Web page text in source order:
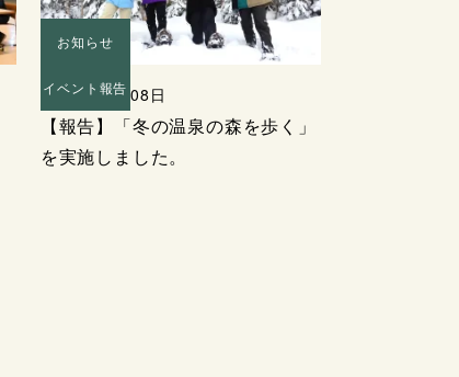
お知らせ
イベント報告
2025年02月08日
【報告】「冬の温泉の森を歩く」
を実施しました。